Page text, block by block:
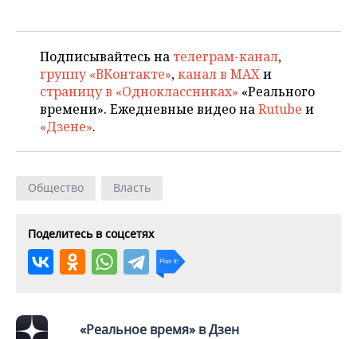
Подписывайтесь на телеграм-канал,
группу «ВКонтакте»,канал в MAXи
страницу в «Одноклассниках» «Реального
времени». Ежедневные видео наRutube и
«Дзене».
Общество Власть
Поделитесь в соцсетях
«Реальное время» в Дзен